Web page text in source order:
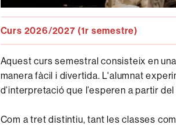
Curs 2026/2027 (1r semestre)
Aquest curs semestral consisteix en
manera fàcil i divertida. L'alumnat
d’interpretació que l’esperen a partir
Com a tret distintiu, tant les classes